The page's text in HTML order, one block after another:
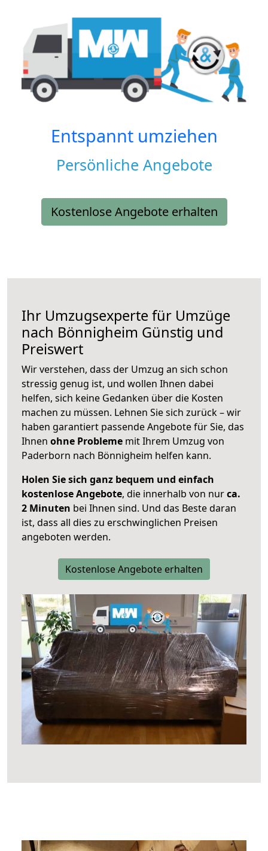
Entspannt umziehen
Persönliche Angebote
Kostenlose Angebote erhalten
Ihr Umzugsexperte für Umzüge
nach Bönnigheim Günstig und
Preiswert
Wir verstehen, dass der Umzug an sich schon
stressig genug ist, und wollen Ihnen dabei
helfen, sich keine Gedanken über die Kosten
machen zu müssen. Lehnen Sie sich zurück – wir
haben garantiert passende Angebote für Sie, das
Ihnen ohne Probleme mit Ihrem Umzug von
Paderborn nach Bönnigheim helfen kann.
Holen Sie sich ganz bequem und einfach
kostenlose Angebote, die innerhalb von nurca.
2 Minuten bei Ihnen sind. Und das Beste daran
ist, dass all dies zu erschwinglichen Preisen
angeboten werden.
Kostenlose Angebote erhalten